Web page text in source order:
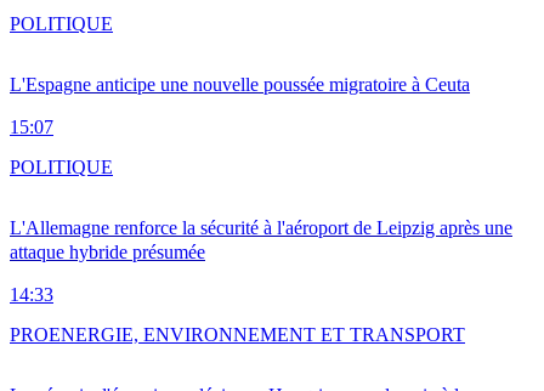
L'Espagne anticipe une nouvelle poussée migratoire à Ceuta
15:07
POLITIQUE
L'Allemagne renforce la sécurité à l'aéroport de Leipzig après une
attaque hybride présumée
14:33
POLITIQUE
PROENERGIE, ENVIRONNEMENT ET TRANSPORT